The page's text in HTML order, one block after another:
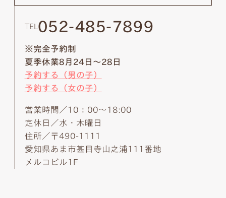
TEL 052-485-7899
※完全予約制
夏季休業8月24日～28日
予約する（男の子）
予約する（女の子）
営業時間／10：00～18:00
定休日／水・木曜日
住所／〒490-1111
愛知県あま市甚目寺山之浦111番地
メルコビル1F